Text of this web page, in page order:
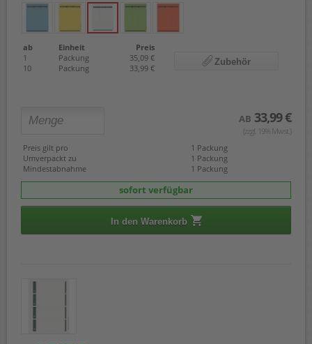
ab Einheit
Preis
1
Packung
35,09 €
10
Packung 33,99 €
Zubehör
AB 33,99 €
(zzgl. 19% Mwst.)
Preis gilt pro
1 Packung
Umverpackt zu
1 Packung
Mindestabnahme
1 Packung
sofort verfügbar
In den Warenkorb